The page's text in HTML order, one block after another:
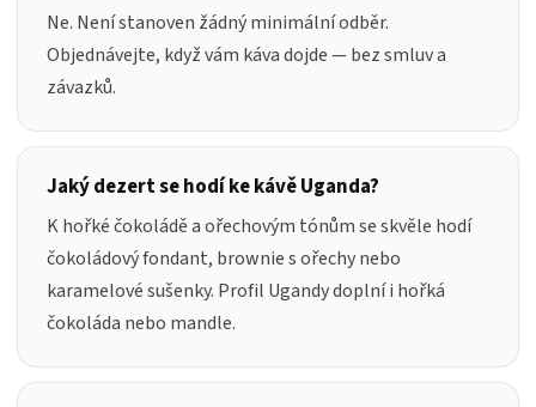
Ne. Není stanoven žádný minimální odběr.
Objednávejte, když vám káva dojde — bez smluv a
závazků.
Jaký dezert se hodí ke kávě Uganda?
K hořké čokoládě a ořechovým tónům se skvěle hodí
čokoládový fondant, brownie s ořechy nebo
karamelové sušenky. Profil Ugandy doplní i hořká
čokoláda nebo mandle.